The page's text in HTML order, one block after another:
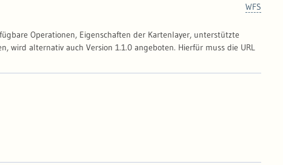
WFS
Operationen, Eigenschaften der Kartenlayer, unterstützte
wird alternativ auch Version 1.1.0 angeboten. Hierfür muss die URL